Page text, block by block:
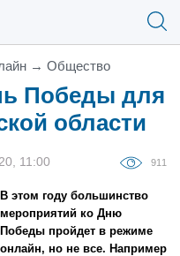
→ Общество
Победы для
области
11:00 911
В этом году большинство
мероприятий ко Дню
Победы пройдет в режиме
онлайн, но не все. Например